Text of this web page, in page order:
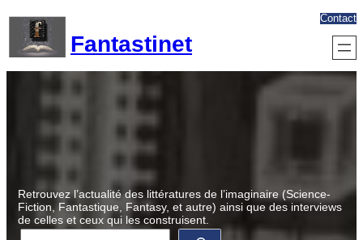
contenu
Fantastinet
Contact
Retrouvez l’actualité des littératures de l’imaginaire (Science-
Fiction, Fantastique, Fantasy, et autre) ainsi que des interviews
de celles et ceux qui les construisent.
R